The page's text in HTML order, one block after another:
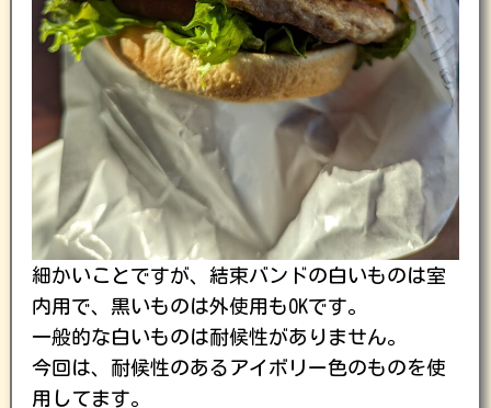
細かいことですが、結束バンドの白いものは室
内用で、黒いものは外使用もOKです。
一般的な白いものは耐候性がありません。
今回は、耐候性のあるアイボリー色のものを使
用してます。